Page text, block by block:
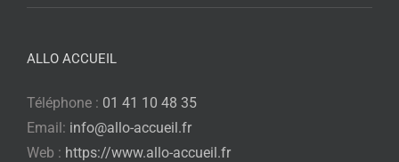
ALLO ACCUEIL
Téléphone : 01 41 10 48 35
Email: info@allo-accueil.fr
Web : https://www.allo-accueil.fr